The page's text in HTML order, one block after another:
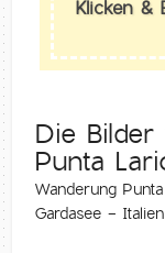
Klicken &
Die
Punta
Wanderung
Gardasee -